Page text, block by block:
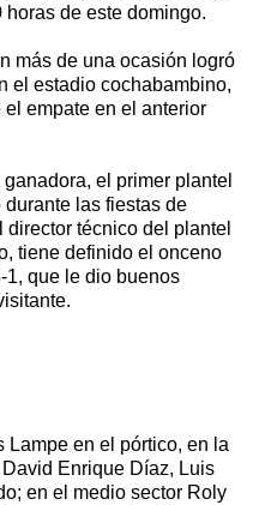
de este domingo.
más de una ocasión logró
el estadio cochabambino,
empate en el anterior
el primer plantel
las fiestas de
técnico del plantel
tiene definido el onceno
1, que le dio buenos
Lampe en el pórtico, en la
Enrique Díaz, Luis
en el medio sector Roly